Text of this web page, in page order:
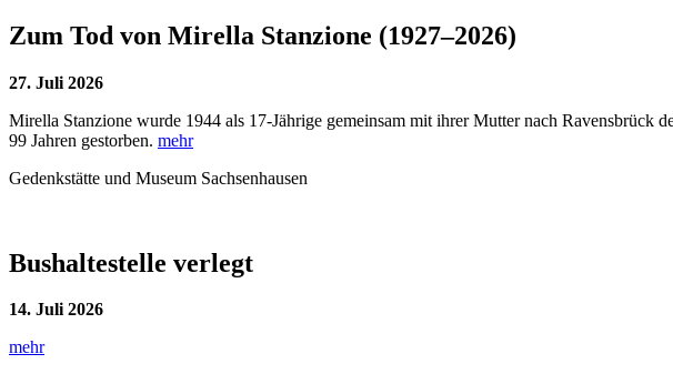
Zum Tod von Mirella Stanzione (1927–2026)
27. Juli 2026
Mirella Stanzione wurde 1944 als 17-Jährige gemeinsam mit ihrer Mutter nach Ravensbrück
99 Jahren gestorben. mehr
Gedenkstätte und Museum Sachsenhausen
Bushaltestelle verlegt
14. Juli 2026
mehr